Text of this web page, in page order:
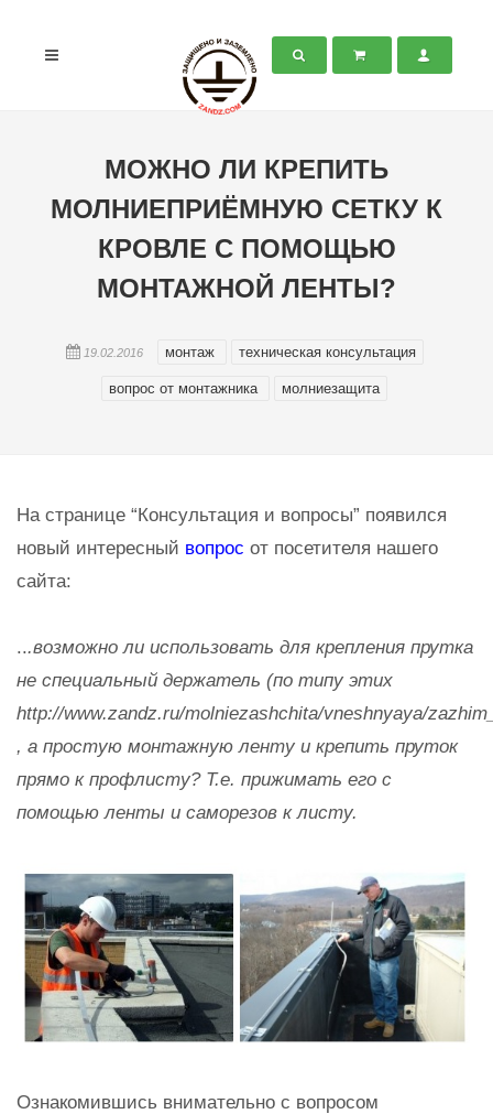
МОЖНО ЛИ КРЕПИТЬ
МОЛНИЕПРИЁМНУЮ СЕТКУ К
КРОВЛЕ С ПОМОЩЬЮ
МОНТАЖНОЙ ЛЕНТЫ?
19.02.2016 монтаж техническая консультация
вопрос от монтажника молниезащита
На странице “Консультация и вопросы” появился
новый интересный вопрос от посетителя нашего
сайта:
...возможно ли использовать для крепления прутка
не специальный держатель (по типу этих
http://www.zandz.ru/molniezashchita/vneshnyaya/
, а простую монтажную ленту и крепить пруток
прямо к профлисту? Т.е. прижимать его с
помощью ленты и саморезов к листу.
Ознакомившись внимательно с вопросом